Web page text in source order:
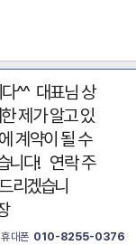
^^ 대표님 상
제가 알고 있
계약이 될 수
니다! 연락 주
리겠습니
휴대폰 010-8255-0376